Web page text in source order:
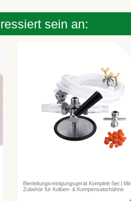
sein an:
Bierleitungsreinigungsgerät Komplett-Set | Mit
Zubehör für Kolben- & Kompensatorhähne